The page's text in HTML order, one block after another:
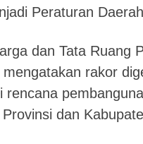
Peraturan
dan Tata Ruang
rakor
rencana
dan